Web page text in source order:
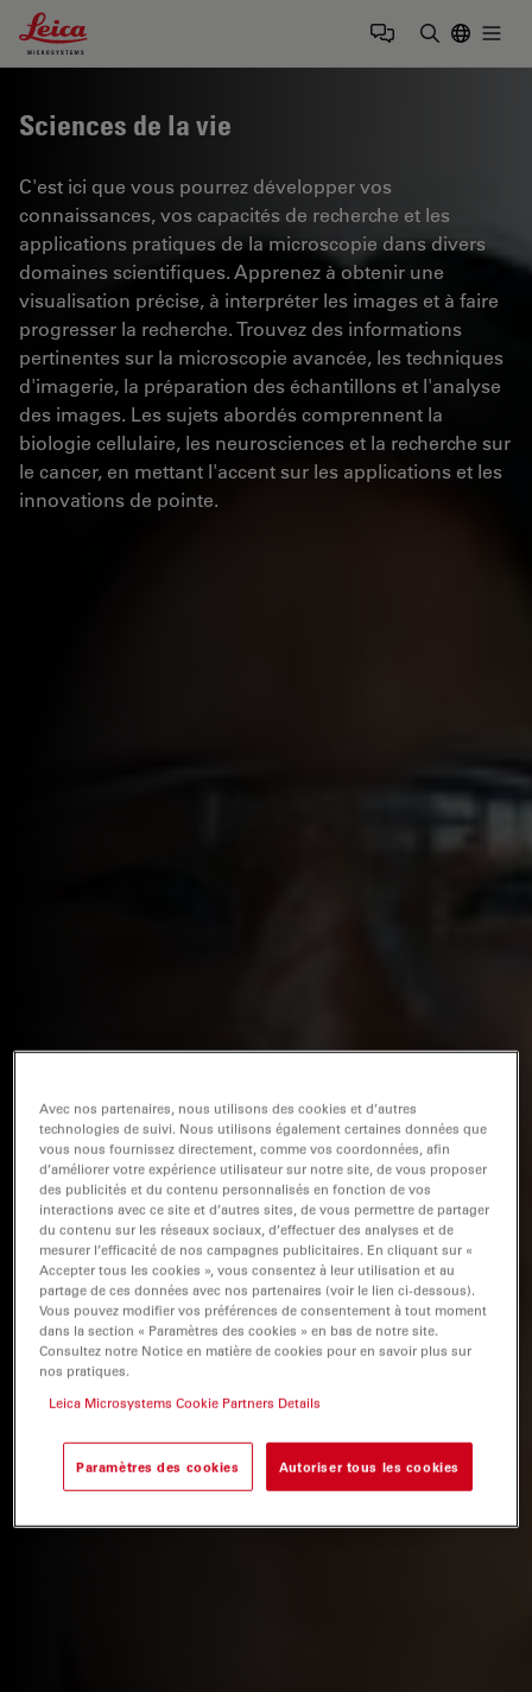
Leica Microsystems Logo
Sciences de la vie
C'est ici que vous pourrez développer vos
connaissances, vos capacités de recherche et les
applications pratiques de la microscopie dans divers
domaines scientifiques. Apprenez à obtenir une
visualisation précise, à interpréter les images et à faire
progresser la recherche. Trouvez des informations
pertinentes sur la microscopie avancée, les techniques
d'imagerie, la préparation des échantillons et l'analyse
des images. Les sujets abordés comprennent la
biologie cellulaire, les neurosciences et la recherche sur
le cancer, en mettant l'accent sur les applications et les
innovations de pointe.
Avec nos partenaires, nous utilisons des cookies et d’autres
technologies de suivi. Nous utilisons également certaines données que
vous nous fournissez directement, comme vos coordonnées, afin
d’améliorer votre expérience utilisateur sur notre site, de vous proposer
des publicités et du contenu personnalisés en fonction de vos
interactions avec ce site et d’autres sites, de vous permettre de partager
du contenu sur les réseaux sociaux, d’effectuer des analyses et de
mesurer l’efficacité de nos campagnes publicitaires. En cliquant sur «
Accepter tous les cookies », vous consentez à leur utilisation et au
partage de ces données avec nos partenaires (voir le lien ci-dessous).
Vous pouvez modifier vos préférences de consentement à tout moment
dans la section « Paramètres des cookies » en bas de notre site.
Consultez notre Notice en matière de cookies pour en savoir plus sur
nos pratiques.
Leica Microsystems Cookie Partners Details
Paramètres des cookies Autoriser tous les cookies